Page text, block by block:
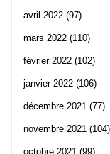
avril 2022 (97)
mars 2022 (110)
février 2022 (102)
janvier 2022 (106)
décembre 2021 (77)
novembre 2021 (104)
octobre 2021 (99)